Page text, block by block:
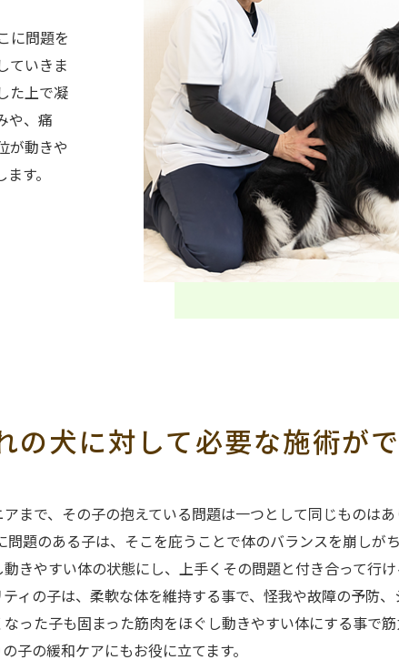
に問題を
ていきま
た上で凝
や、痛
が動きや
す。
の犬に対して必要な施術がで
アまで、その子の抱えている問題は一つとして同じも
問題のある子は、そこを庇うことで体のバランスを崩しが
きやすい体の状態にし、上手くその問題と付き合って行
ティの子は、柔軟な体を維持する事で、怪我や故障の予防
った子も固まった筋肉をほぐし動きやすい体にする事で
子の緩和ケアにもお役に立てます。